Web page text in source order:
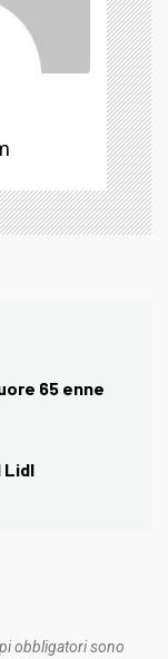
65 enne
Lidl
obbligatori sono